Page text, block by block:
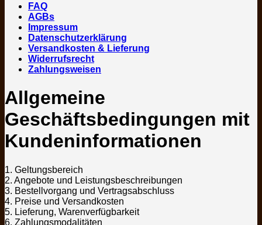
FAQ
AGBs
Impressum
Datenschutzerklärung
Versandkosten & Lieferung
Widerrufsrecht
Zahlungsweisen
Allgemeine
Geschäftsbedingungen mit
Kundeninformationen
1. Geltungsbereich
2. Angebote und Leistungsbeschreibungen
3. Bestellvorgang und Vertragsabschluss
4. Preise und Versandkosten
5. Lieferung, Warenverfügbarkeit
6. Zahlungsmodalitäten